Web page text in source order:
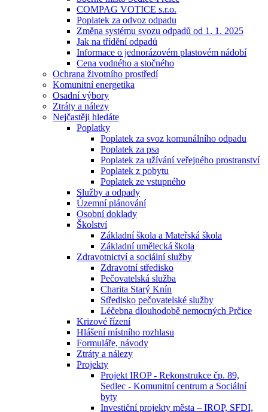
COMPAG VOTICE s.r.o.
Poplatek za odvoz odpadu
Změna systému svozu odpadů od 1. 1. 2025
Jak na třídění odpadů
Informace o jednorázovém plastovém nádobí
Cena vodného a stočného
Ochrana životního prostředí
Komunitní energetika
Osadní výbory
Ztráty a nálezy
Nejčastěji hledáte
Poplatky
Poplatek za svoz komunálního odpadu
Poplatek za psa
Poplatek za užívání veřejného prostranství
Poplatek z pobytu
Poplatek ze vstupného
Služby a odpady
Územní plánování
Osobní doklady
Školství
Základní škola a Mateřská škola
Základní umělecká škola
Zdravotnictví a sociální služby
Zdravotní středisko
Pečovatelská služba
Charita Starý Knín
Středisko pečovatelské služby
Léčebna dlouhodobě nemocných Prčice
Krizové řízení
Hlášení místního rozhlasu
Formuláře, návody
Ztráty a nálezy
Projekty
Projekt IROP - Rekonstrukce čp. 89,
Sedlec - Komunitní centrum a Sociální
byty
Investiční projekty města – IROP, SFDI,